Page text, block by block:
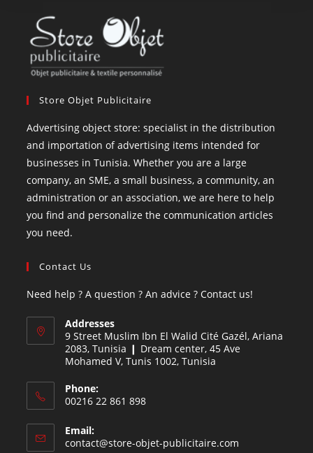
Store Objet Publicitaire
Advertising object store: specialist in the distribution
and importation of advertising items intended for
businesses in Tunisia. Whether you are a large
company, an SME, a small business, a community, an
administration or an association, we are here to help
you find and personalize the communication articles
you need.
Contact Us
Need help ? A question ? An advice ? Contact us!
Addresses
9 Street Muslim Ibn El Walid Cité Gazél, Ariana
2083, Tunisia ❙ Dream center, 45 Ave
Mohamed V, Tunis 1002, Tunisia
Phone:
00216 22 861 898
Email:
contact@store-objet-publicitaire.com